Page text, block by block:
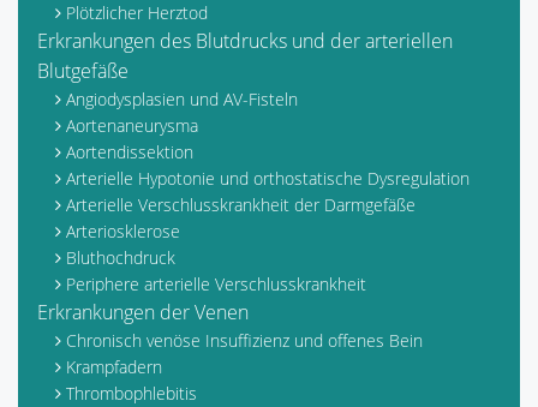
Plötzlicher Herztod
Erkrankungen des Blutdrucks und der arteriellen
Blutgefäße
Angiodysplasien und AV-Fisteln
Aortenaneurysma
Aortendissektion
Arterielle Hypotonie und orthostatische Dysregulation
Arterielle Verschlusskrankheit der Darmgefäße
Arteriosklerose
Bluthochdruck
Periphere arterielle Verschlusskrankheit
Erkrankungen der Venen
Chronisch venöse Insuffizienz und offenes Bein
Krampfadern
Thrombophlebitis